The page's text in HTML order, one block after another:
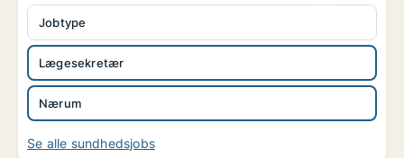
Lægesekretær
Nærum
Jobtype
Se alle sundhedsjobs